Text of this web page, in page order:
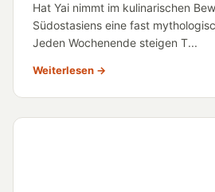
Hat Yai nimmt im kulinarischen
Südostasiens eine fast
Jeden Wochenende steigen T...
Weiterlesen →